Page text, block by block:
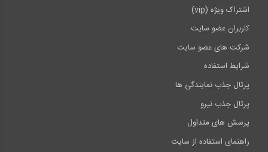
اشتراک ویژه (vip)
کاربران عضو سایت
شرکت های عضو سایت
شرایط استفاده
پرتال جذب نمایندگی ها
پرتال جذب نیرو
پرسش های متداول
راهنمای استفاده از سایت